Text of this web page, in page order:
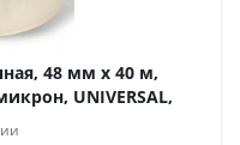
48 мм х 40 м,
UNIVERSAL,